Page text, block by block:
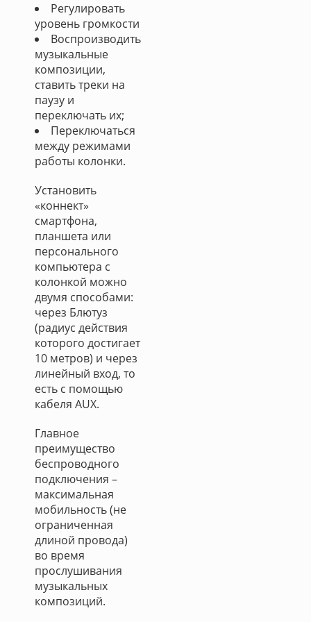
Регулировать
уровень громкости
Воспроизводить
музыкальные
композиции,
ставить треки на
паузу и
переключать их;
Переключаться
между режимами
работы колонки.
Установить
«коннект»
смартфона,
планшета или
персонального
компьютера с
колонкой можно
двумя способами:
через Блютуз
(радиус действия
которого достигает
10 метров) и через
линейный вход, то
есть с помощью
кабеля AUX.
Главное
преимущество
беспроводного
подключения –
максимальная
мобильность (не
ограниченная
длиной провода)
во время
прослушивания
музыкальных
композиций.